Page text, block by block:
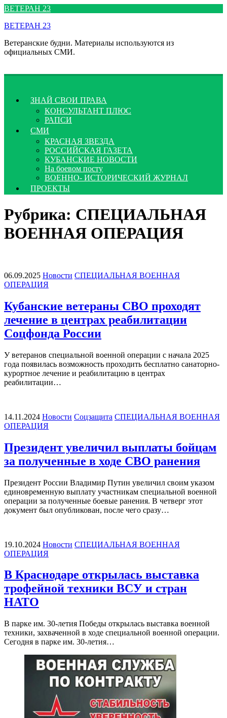
Перейти
содержимому
ВЕТЕРАН 23
ВЕТЕРАН 23
Ветеранские будни. Материалы используются из
официальных СМИ.
ЗНАЙ СВОИ ПРАВА
КОНСУЛЬТАНТ ПЛЮС
РАПСИ
СМИ
КРАСНАЯ ЗВЕЗДА
РОССИЙСКАЯ ГАЗЕТА
КУБАНСКИЕ НОВОСТИ
На боевом посту
ВОЕННО- ИСТОРИЧЕСКИЙ ЖУРНАЛ
ПРОЕКТЫ
Рубрика: СПЕЦИАЛЬНАЯ
ВОЕННАЯ ОПЕРАЦИЯ
06.09.2025 Новости СПЕЦИАЛЬНАЯ ВОЕННАЯ
ОПЕРАЦИЯ
Кубанские ветераны СВО проходят
лечение в центрах реабилитации
Соцфонда России
У ветеранов специальной военной операции с начала 2025
года появилась возможность проходить бесплатно санаторно-
курортное лечение и реабилитацию в центрах
реабилитации…
14.11.2024 Новости Соцзащита СПЕЦИАЛЬНАЯ ВОЕННАЯ
ОПЕРАЦИЯ
Президент увеличил выплаты бойцам
за полученные в ходе СВО ранения
Президент России Владимир Путин увеличил своим указом
единовременную выплату участникам специальной военной
операции за полученные боевые ранения. В четверг этот
документ был опубликован, после чего сразу…
19.10.2024 Новости СПЕЦИАЛЬНАЯ ВОЕННАЯ
ОПЕРАЦИЯ
В Краснодаре открылась выставка
трофейной техники ВСУ и стран
НАТО
В парке им. 30-летия Победы открылась выставка военной
техники, захваченной в ходе специальной военной операции.
Сегодня в парке им. 30-летия…